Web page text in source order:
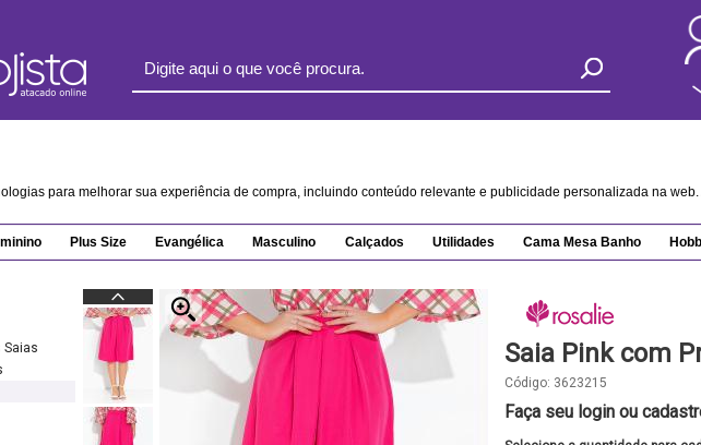
para melhorar sua experiência de compra, incluindo conteúdo relevante e publicidade personalizada na
Plus Size Evangélica Masculino Calçados Utilidades Cama Mesa Banho
Saias
Saia Pink com
Código: 3623215
Faça seu login ou